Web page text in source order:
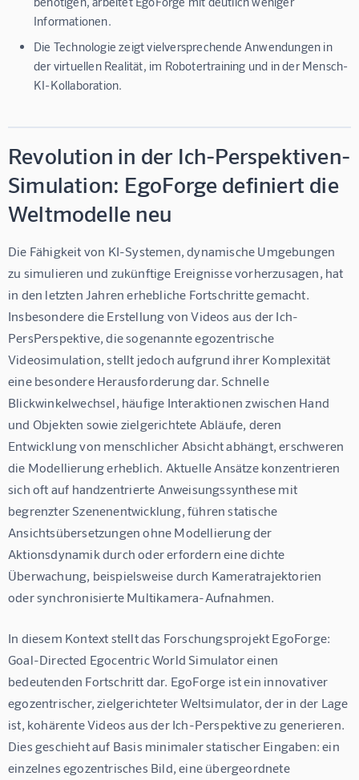
Informationen.
Die Technologie zeigt vielversprechende Anwendungen in
der virtuellen Realität, im Robotertraining und in der Mensch-
KI-Kollaboration.
Revolution in der Ich-Perspektiven-
Simulation: EgoForge definiert die
Weltmodelle neu
Die Fähigkeit von KI-Systemen, dynamische Umgebungen
zu simulieren und zukünftige Ereignisse vorherzusagen, hat
in den letzten Jahren erhebliche Fortschritte gemacht.
Insbesondere die Erstellung von Videos aus der Ich-
PersPerspektive, die sogenannte egozentrische
Videosimulation, stellt jedoch aufgrund ihrer Komplexität
eine besondere Herausforderung dar. Schnelle
Blickwinkelwechsel, häufige Interaktionen zwischen Hand
und Objekten sowie zielgerichtete Abläufe, deren
Entwicklung von menschlicher Absicht abhängt, erschweren
die Modellierung erheblich. Aktuelle Ansätze konzentrieren
sich oft auf handzentrierte Anweisungssynthese mit
begrenzter Szenenentwicklung, führen statische
Ansichtsübersetzungen ohne Modellierung der
Aktionsdynamik durch oder erfordern eine dichte
Überwachung, beispielsweise durch Kameratrajektorien
oder synchronisierte Multikamera-Aufnahmen.
In diesem Kontext stellt das Forschungsprojekt EgoForge:
Goal-Directed Egocentric World Simulator einen
bedeutenden Fortschritt dar. EgoForge ist ein innovativer
egozentrischer, zielgerichteter Weltsimulator, der in der Lage
ist, kohärente Videos aus der Ich-Perspektive zu generieren.
Dies geschieht auf Basis minimaler statischer Eingaben: ein
einzelnes egozentrisches Bild, eine übergeordnete